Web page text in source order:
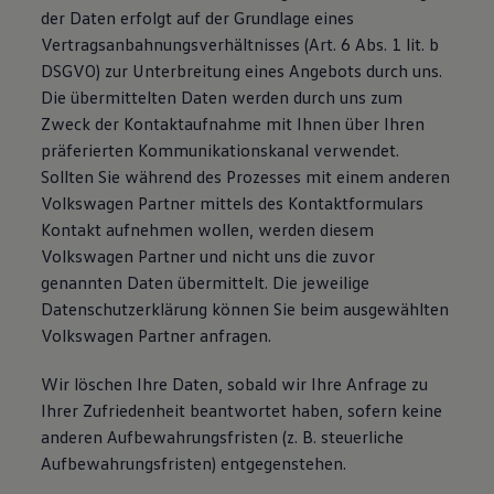
Magazin
Lifestyle
Transport
Familie
Elektromobilität
Volkswagen R
Volkswagen Kundenbetreuung
der Daten erfolgt auf der Grundlage eines
Vertragsanbahnungsverhältnisses (Art. 6 Abs. 1 lit. b
DSGVO) zur Unterbreitung eines Angebots durch uns.
Die übermittelten Daten werden durch uns zum
Zweck der Kontaktaufnahme mit Ihnen über Ihren
präferierten Kommunikationskanal verwendet.
Sollten Sie während des Prozesses mit einem anderen
Volkswagen Partner mittels des Kontaktformulars
Kontakt aufnehmen wollen, werden diesem
Volkswagen Partner und nicht uns die zuvor
genannten Daten übermittelt. Die jeweilige
Datenschutzerklärung können Sie beim ausgewählten
Volkswagen Partner anfragen.
Wir löschen Ihre Daten, sobald wir Ihre Anfrage zu
Ihrer Zufriedenheit beantwortet haben, sofern keine
anderen Aufbewahrungsfristen (z. B. steuerliche
Aufbewahrungsfristen) entgegenstehen.